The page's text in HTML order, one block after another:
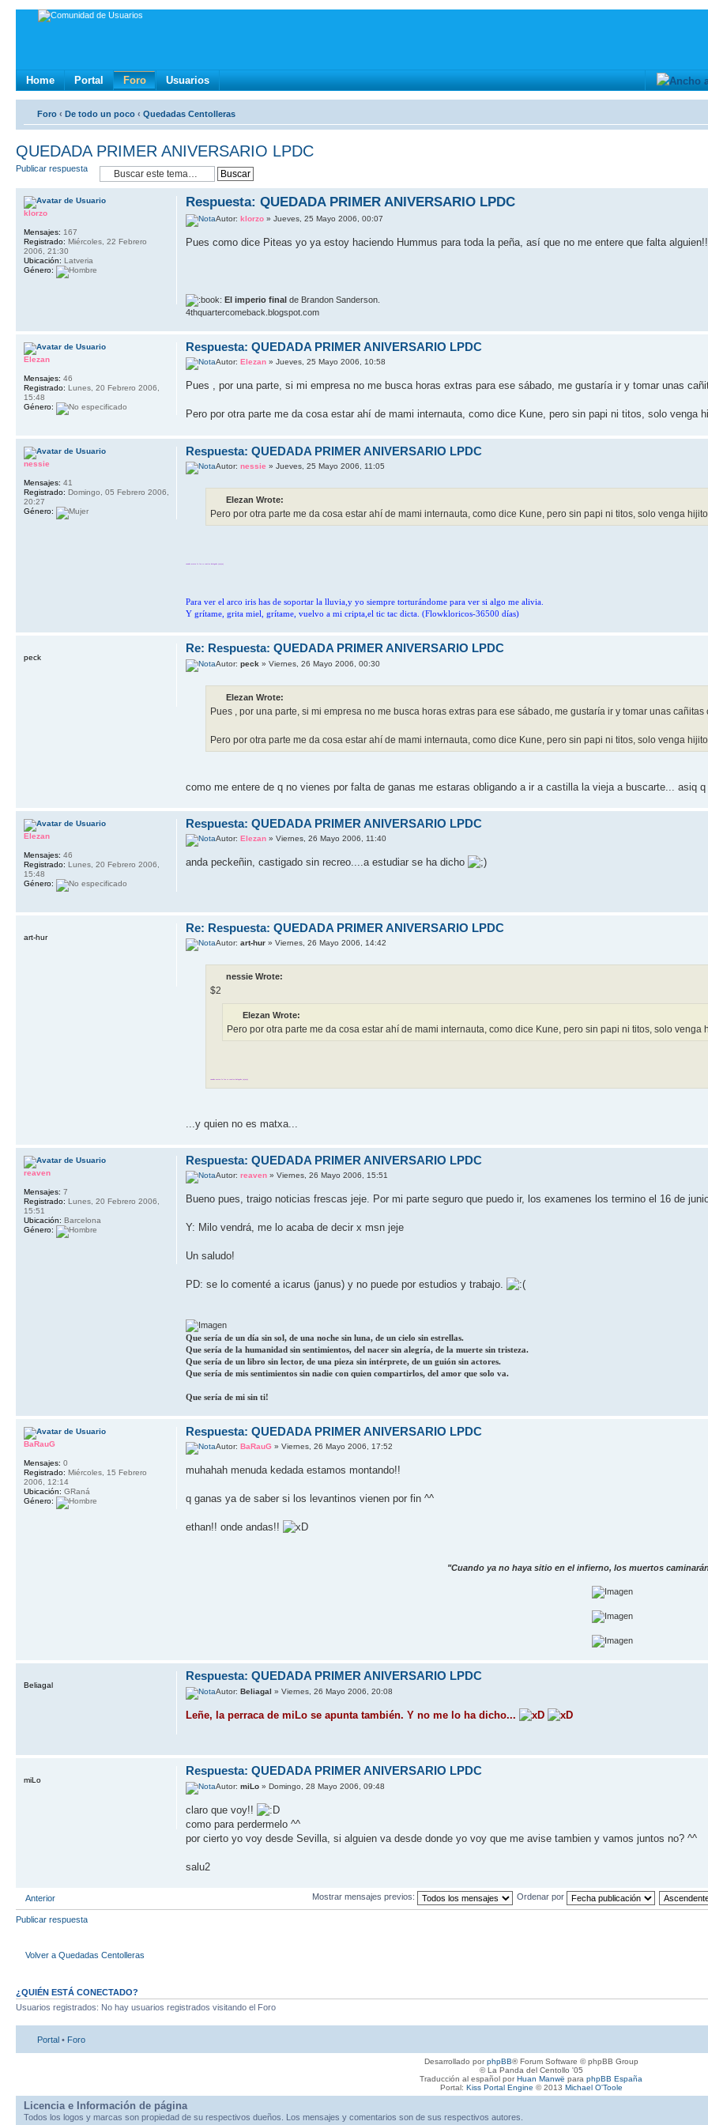
Home Portal Foro Usuarios
Foro ‹ De todo un poco ‹ Quedadas Centolleras
QUEDADA PRIMER ANIVERSARIO LPDC
Publicar respuesta
Respuesta: QUEDADA PRIMER ANIVERSARIO LPDC
Autor:klorzo » Jueves, 25 Mayo 2006, 00:07
Pues como dice Piteas yo ya estoy haciendo Hummus para toda la peña, así­ que no me entere que falta
El imperio final de Brandon Sanderson.
4thquartercomeback.blogspot.com
klorzo
Mensajes: 167
Registrado: Miércoles, 22 Febrero
2006, 21:30
Ubicación: Latveria
Género:
Respuesta: QUEDADA PRIMER ANIVERSARIO LPDC
Autor:Elezan » Jueves, 25 Mayo 2006, 10:58
Pues , por una parte, si mi empresa no me busca horas extras para ese sábado, me gustarí­a ir y tomar unas
Pero por otra parte me da cosa estar ahí­ de mami internauta, como dice Kune, pero sin papi ni titos, solo
Elezan
Mensajes: 46
Registrado: Lunes, 20 Febrero 2006,
15:48
Género:
Respuesta: QUEDADA PRIMER ANIVERSARIO LPDC
Autor:nessie » Jueves, 25 Mayo 2006, 11:05
Elezan Wrote:
Pero por otra parte me da cosa estar ahí­ de mami internauta, como dice Kune, pero sin papi ni titos, solo venga
cuando matxa lo lea se sentira halagado jajajaj
Para ver el arco iris has de soportar la lluvia,y yo siempre torturándome para ver si algo me alivia.
Y grítame, grita miel, grítame, vuelvo a mi cripta,el tic tac dicta. (Flowkloricos-36500 días)
nessie
Mensajes: 41
Registrado: Domingo, 05 Febrero 2006,
20:27
Género:
Re: Respuesta: QUEDADA PRIMER ANIVERSARIO LPDC
Autor:peck » Viernes, 26 Mayo 2006, 00:30
Elezan Wrote:
Pues , por una parte, si mi empresa no me busca horas extras para ese sábado, me gustarí­a ir y tomar unas cañitas
Pero por otra parte me da cosa estar ahí­ de mami internauta, como dice Kune, pero sin papi ni titos, solo venga
como me entere de q no vienes por falta de ganas me estaras obligando a ir a castilla la vieja a buscarte... asiq
peck
Respuesta: QUEDADA PRIMER ANIVERSARIO LPDC
Autor:Elezan » Viernes, 26 Mayo 2006, 11:40
anda peckeñin, castigado sin recreo....a estudiar se ha dicho
Elezan
Mensajes: 46
Registrado: Lunes, 20 Febrero 2006,
15:48
Género:
Re: Respuesta: QUEDADA PRIMER ANIVERSARIO LPDC
Autor:art-hur » Viernes, 26 Mayo 2006, 14:42
nessie Wrote:
$2
Elezan Wrote:
Pero por otra parte me da cosa estar ahí­ de mami internauta, como dice Kune, pero sin papi ni titos, solo venga
...y quien no es matxa...
art-hur
Respuesta: QUEDADA PRIMER ANIVERSARIO LPDC
Autor:reaven » Viernes, 26 Mayo 2006, 15:51
Bueno pues, traigo noticias frescas jeje. Por mi parte seguro que puedo ir, los examenes los termino el 16 de
Y: Milo vendrá, me lo acaba de decir x msn jeje
Un saludo!
PD: se lo comenté a icarus (janus) y no puede por estudios y trabajo.
Que sería de un día sin sol, de una noche sin luna, de un cielo sin estrellas.
Que sería de la humanidad sin sentimientos, del nacer sin alegría, de la muerte sin tristeza.
Que sería de un libro sin lector, de una pieza sin intérprete, de un guión sin actores.
Que sería de mis sentimientos sin nadie con quien compartirlos, del amor que solo va.
Que sería de mi sin ti!
reaven
Mensajes: 7
Registrado: Lunes, 20 Febrero 2006,
15:51
Ubicación: Barcelona
Género:
Respuesta: QUEDADA PRIMER ANIVERSARIO LPDC
Autor:BaRauG » Viernes, 26 Mayo 2006, 17:52
muhahah menuda kedada estamos montando!!
q ganas ya de saber si los levantinos vienen por fin ^^
ethan!! onde andas!!
"Cuando ya no haya sitio en el infierno, los muertos
BaRauG
Mensajes: 0
Registrado: Miércoles, 15 Febrero
2006, 12:14
Ubicación: GRaná
Género:
Respuesta: QUEDADA PRIMER ANIVERSARIO LPDC
Autor:Beliagal » Viernes, 26 Mayo 2006, 20:08
Leñe, la perraca de miLo se apunta también. Y no me lo ha dicho...
Beliagal
Respuesta: QUEDADA PRIMER ANIVERSARIO LPDC
Autor:miLo » Domingo, 28 Mayo 2006, 09:48
claro que voy!!
como para perdermelo ^^
por cierto yo voy desde Sevilla, si alguien va desde donde yo voy que me avise tambien y vamos juntos no? ^^
salu2
miLo
Anterior Mostrar mensajes previos: Ordenar por
Publicar respuesta
Volver a Quedadas Centolleras
¿QUIÉN ESTÁ CONECTADO?
Usuarios registrados: No hay usuarios registrados visitando el Foro
Portal • Foro
Desarrollado porphpBB® Forum Software © phpBB Group
© La Panda del Centollo '05
Traducción al español porHuan Manwë para phpBB España
Portal: Kiss Portal Engine © 2013 Michael O'Toole
Licencia e Información de página
Todos los logos y marcas son propiedad de su respectivos dueños. Los mensajes y comentarios son de sus respectivos autores.